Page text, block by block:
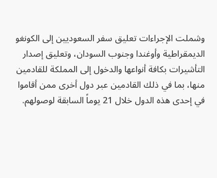
وشملت الإجراءات تعليق سفر السعوديين إلى الكونغو
الديمقراطية وأوغندا وجنوب السودان، وتعليق إصدار
التأشيرات بكافة أنواعها والدخول إلى المملكة للقادمين
منها، بما في ذلك القادمين عبر دول أخرى ممن أقاموا
في إحدى هذه الدول خلال 21 يوماً السابقة لوصولهم.